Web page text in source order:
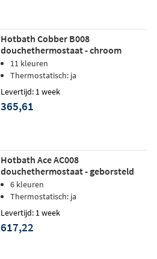
Hotbath Cobber B008
douchethermostaat - chroom
11 kleuren
Thermostatisch: ja
Levertijd: 1 week
365,61
Hotbath Ace AC008
douchethermostaat - geborsteld
messing pvd
6 kleuren
Thermostatisch: ja
Levertijd: 1 week
617,22